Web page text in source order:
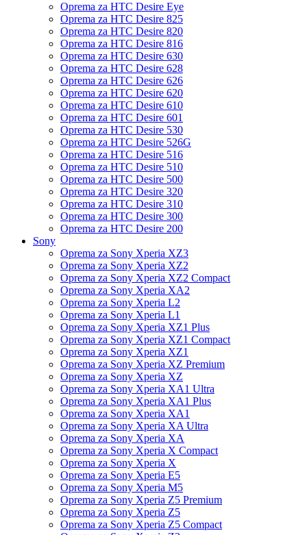
Oprema za HTC Desire Eye
Oprema za HTC Desire 825
Oprema za HTC Desire 820
Oprema za HTC Desire 816
Oprema za HTC Desire 630
Oprema za HTC Desire 628
Oprema za HTC Desire 626
Oprema za HTC Desire 620
Oprema za HTC Desire 610
Oprema za HTC Desire 601
Oprema za HTC Desire 530
Oprema za HTC Desire 526G
Oprema za HTC Desire 516
Oprema za HTC Desire 510
Oprema za HTC Desire 500
Oprema za HTC Desire 320
Oprema za HTC Desire 310
Oprema za HTC Desire 300
Oprema za HTC Desire 200
Sony
Oprema za Sony Xperia XZ3
Oprema za Sony Xperia XZ2
Oprema za Sony Xperia XZ2 Compact
Oprema za Sony Xperia XA2
Oprema za Sony Xperia L2
Oprema za Sony Xperia L1
Oprema za Sony Xperia XZ1 Plus
Oprema za Sony Xperia XZ1 Compact
Oprema za Sony Xperia XZ1
Oprema za Sony Xperia XZ Premium
Oprema za Sony Xperia XZ
Oprema za Sony Xperia XA1 Ultra
Oprema za Sony Xperia XA1 Plus
Oprema za Sony Xperia XA1
Oprema za Sony Xperia XA Ultra
Oprema za Sony Xperia XA
Oprema za Sony Xperia X Compact
Oprema za Sony Xperia X
Oprema za Sony Xperia E5
Oprema za Sony Xperia M5
Oprema za Sony Xperia Z5 Premium
Oprema za Sony Xperia Z5
Oprema za Sony Xperia Z5 Compact